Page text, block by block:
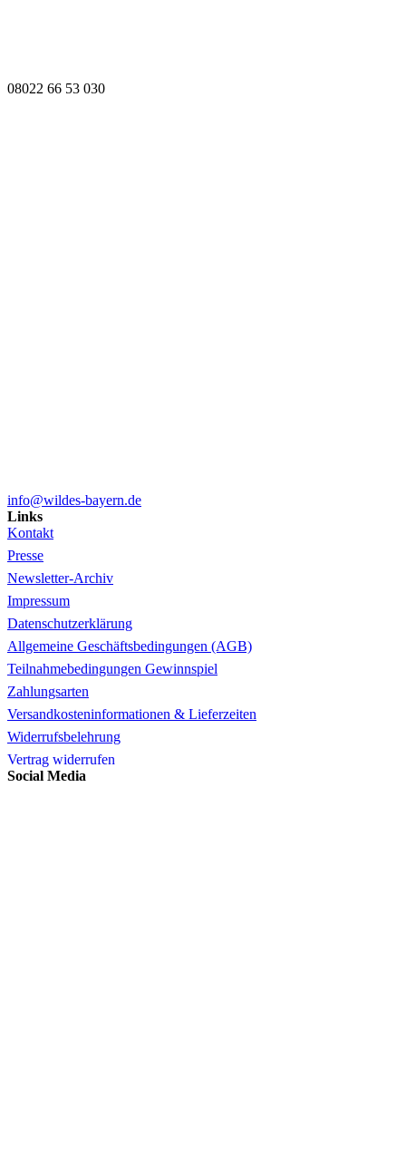
08022 66 53 030
info@wildes-bayern.de
Links
Kontakt
Presse
Newsletter-Archiv
Impressum
Datenschutzerklärung
Allgemeine Geschäftsbedingungen (AGB)
Teilnahmebedingungen Gewinnspiel
Zahlungsarten
Versandkosteninformationen & Lieferzeiten
Widerrufsbelehrung
Vertrag widerrufen
Social Media